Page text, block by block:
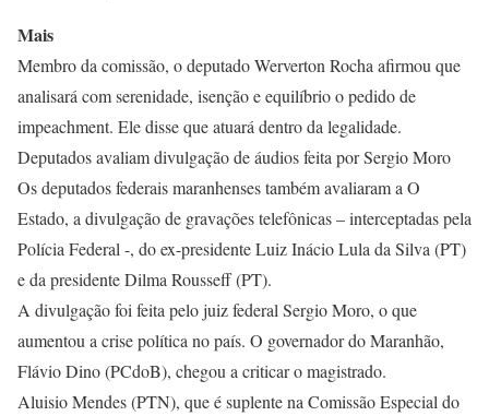
Mais
Membro da comissão, o deputado Werverton Rocha afirmou que
analisará com serenidade, isenção e equilíbrio o pedido de
impeachment. Ele disse que atuará dentro da legalidade.
Deputados avaliam divulgação de áudios feita por Sergio Moro
Os deputados federais maranhenses também avaliaram a O
Estado, a divulgação de gravações telefônicas – interceptadas pela
Polícia Federal -, do ex-presidente Luiz Inácio Lula da Silva (PT)
e da presidente Dilma Rousseff (PT).
A divulgação foi feita pelo juiz federal Sergio Moro, o que
aumentou a crise política no país. O governador do Maranhão,
Flávio Dino (PCdoB), chegou a criticar o magistrado.
Aluisio Mendes (PTN), que é suplente na Comissão Especial do